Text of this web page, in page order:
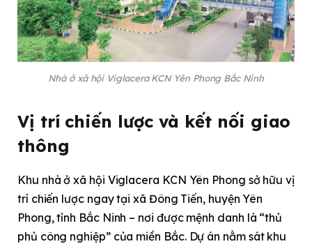
Nhà ở xã hội Viglacera KCN Yên Phong Bắc Ninh
Vị trí chiến lược và kết nối giao
thông
Khu nhà ở xã hội Viglacera KCN Yên Phong sở hữu vị
trí chiến lược ngay tại xã Đông Tiến, huyện Yên
Phong, tỉnh Bắc Ninh – nơi được mệnh danh là “thủ
phủ công nghiệp” của miền Bắc. Dự án nằm sát khu